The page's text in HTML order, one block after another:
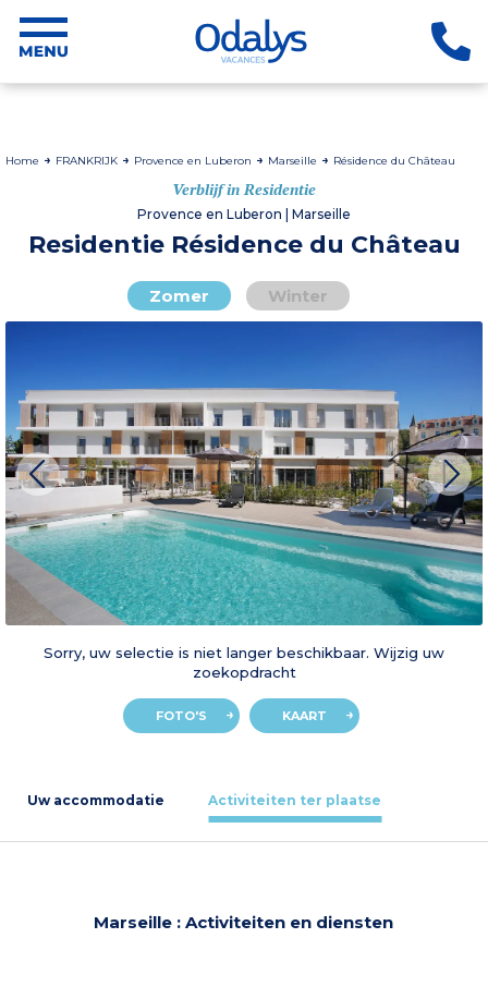
Home FRANKRIJK Provence en Luberon Marseille Résidence du Château
Verblijf in Residentie
Provence en Luberon | Marseille
Residentie Résidence du Château
Zomer Winter
Sorry, uw selectie is niet langer beschikbaar. Wijzig uw
zoekopdracht
FOTO'S KAART
Uw accommodatie Activiteiten ter plaatse
Marseille : Activiteiten en diensten